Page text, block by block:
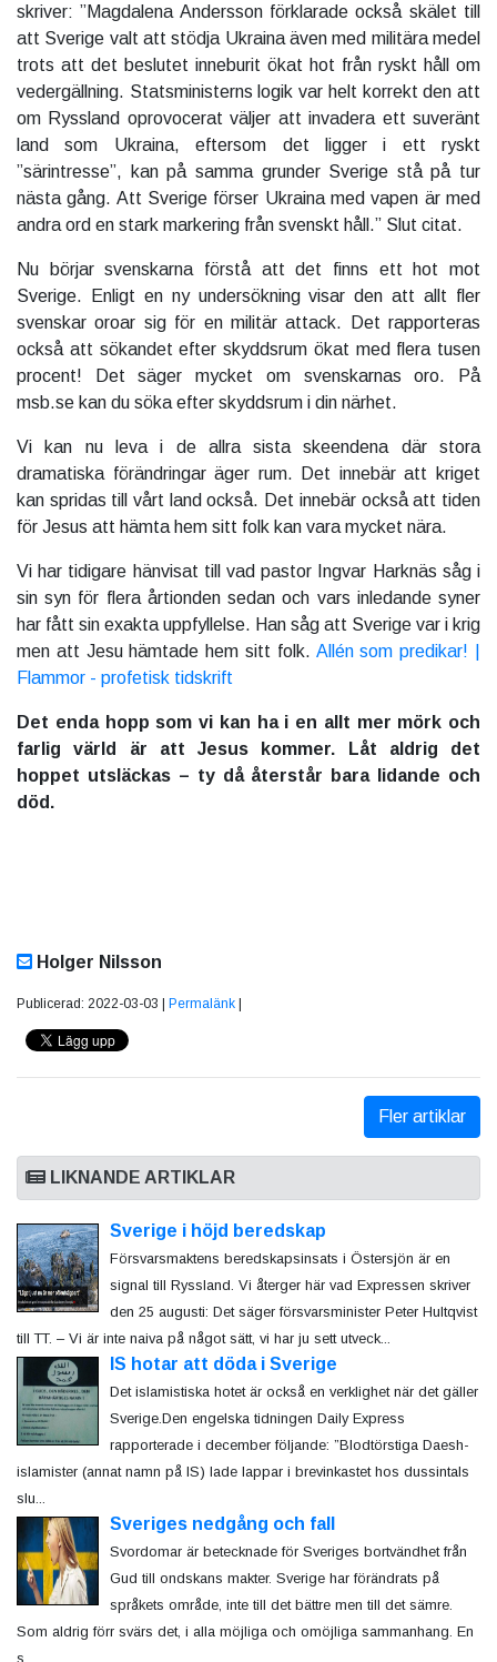
skriver: ”Magdalena Andersson förklarade också skälet till
att Sverige valt att stödja Ukraina även med militära medel
trots att det beslutet inneburit ökat hot från ryskt håll om
vedergällning. Statsministerns logik var helt korrekt den att
om Ryssland oprovocerat väljer att invadera ett suveränt
land som Ukraina, eftersom det ligger i ett ryskt
”särintresse”, kan på samma grunder Sverige stå på tur
nästa gång. Att Sverige förser Ukraina med vapen är med
andra ord en stark markering från svenskt håll.” Slut citat.
Nu börjar svenskarna förstå att det finns ett hot mot
Sverige. Enligt en ny undersökning visar den att allt fler
svenskar oroar sig för en militär attack. Det rapporteras
också att sökandet efter skyddsrum ökat med flera tusen
procent! Det säger mycket om svenskarnas oro. På
msb.se kan du söka efter skyddsrum i din närhet.
Vi kan nu leva i de allra sista skeendena där stora
dramatiska förändringar äger rum. Det innebär att kriget
kan spridas till vårt land också. Det innebär också att tiden
för Jesus att hämta hem sitt folk kan vara mycket nära.
Vi har tidigare hänvisat till vad pastor Ingvar Harknäs såg i
sin syn för flera årtionden sedan och vars inledande syner
har fått sin exakta uppfyllelse. Han såg att Sverige var i krig
men att Jesu hämtade hem sitt folk. Allén som predikar! |
Flammor - profetisk tidskrift
Det enda hopp som vi kan ha i en allt mer mörk och
farlig värld är att Jesus kommer. Låt aldrig det
hoppet utsläckas – ty då återstår bara lidande och
död.
Holger Nilsson
Publicerad: 2022-03-03 | Permalänk
Fler artiklar
LIKNANDE ARTIKLAR
Sverige i höjd beredskap
Försvarsmaktens beredskapsinsats i Östersjön är en
signal till Ryssland. Vi återger här vad Expressen skriver
den 25 augusti: Det säger försvarsminister Peter Hultqvist
till TT. – Vi är inte naiva på något sätt, vi har ju sett utveck...
IS hotar att döda i Sverige
Det islamistiska hotet är också en verklighet när det gäller
Sverige.Den engelska tidningen Daily Express
rapporterade i december följande: ”Blodtörstiga Daesh-
islamister (annat namn på IS) lade lappar i brevinkastet hos dussintals
slu...
Sveriges nedgång och fall
Svordomar är betecknade för Sveriges bortvändhet från
Gud till ondskans makter. Sverige har förändrats på
språkets område, inte till det bättre men till det sämre.
Som aldrig förr svärs det, i alla möjliga och omöjliga sammanhang. En
s...